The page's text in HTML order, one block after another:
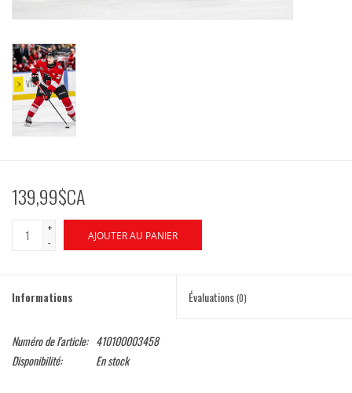
139,99$CA
+
-
AJOUTER AU PANIER
Informations Évaluations(0)
Numéro de l'article: 410100003458
Disponibilité:
En stock